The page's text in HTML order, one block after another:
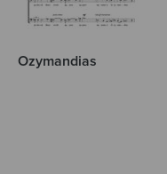
Ozymandias